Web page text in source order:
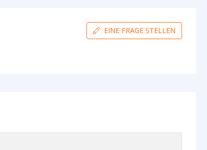
EINE FRAGE STELLEN